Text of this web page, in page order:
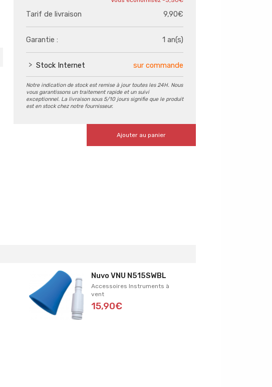
Tarif de livraison 9,90€
Garantie : 1 an(s)
Stock Internet sur commande
Notre indication de stock est remise à jour toutes les 24H. Nous
vous garantissons un traitement rapide et un suivi
exceptionnel. La livraison sous 5/10 jours signifie que le produit
est en stock chez notre fournisseur.
Ajouter au panier
Nuvo VNU N515SWBL
Accessoires Instruments à
vent
15,90€